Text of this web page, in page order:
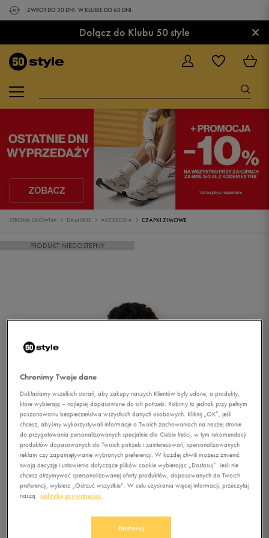
ZWROT DO 30 DNI. W KLUBIE DO 60 DNI.
Dołącz do Klubu 50 style ×
STRONA GŁÓWNA DAMSKIE AKCESORIA CZAPKI ZIMOWE
PRODUKT NIEDOSTĘPNY
Chronimy Twoje dane
Dokładamy wszelkich starań, aby zakupy naszych Klientów były udane, a produkty,
które wybierają – najlepiej dopasowane do ich potrzeb. Robimy to jednak przy pełnym
poszanowaniu bezpieczeństwa wszystkich danych osobowych. Kliknij „OK”, jeśli
chcesz, abyśmy wykorzystywali informacje o Twoich zachowaniach na naszej stronie
do przygotowania personalizowanych specjalnie dla Ciebie treści, w tym rekomendacji
produktów dopasowanych do Twoich potrzeb i zainteresowań, spersonalizowanych
reklam czy zapamiętywanie wybranych preferencji. W każdej chwili możesz zmienić
swoją decyzję i ustawienia dotyczące plików cookie wybierając „Dostosuj”. Jeśli nie
chcesz otrzymywać spersonalizowanej oferty produktów, dopasowanych do Twoich
preferencji, wybierz „Odrzuć wszystkie”. W celu uzyskania więcej informacji, przeczytaj
naszą
politykę prywatności.
Dostosuj